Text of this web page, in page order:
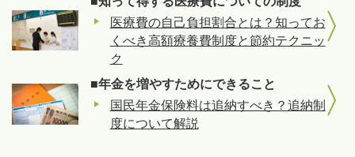
医療費の自己負担割合とは？知ってお
くべき高額療養費制度と節約テクニッ
ク
■年金を増やすためにできること
国民年金保険料は追納すべき？追納制
度について解説